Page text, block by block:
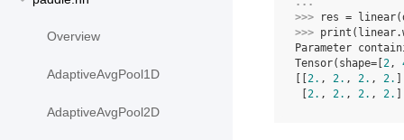
Overview
AdaptiveAvgPool1D
AdaptiveAvgPool2D
>>>
res = linear(
>>> print ( linear.
Parameter
Tensor(shape=[ 2,
2. , 2. , 2. , 2.
2. , 2. , 2. , 2.